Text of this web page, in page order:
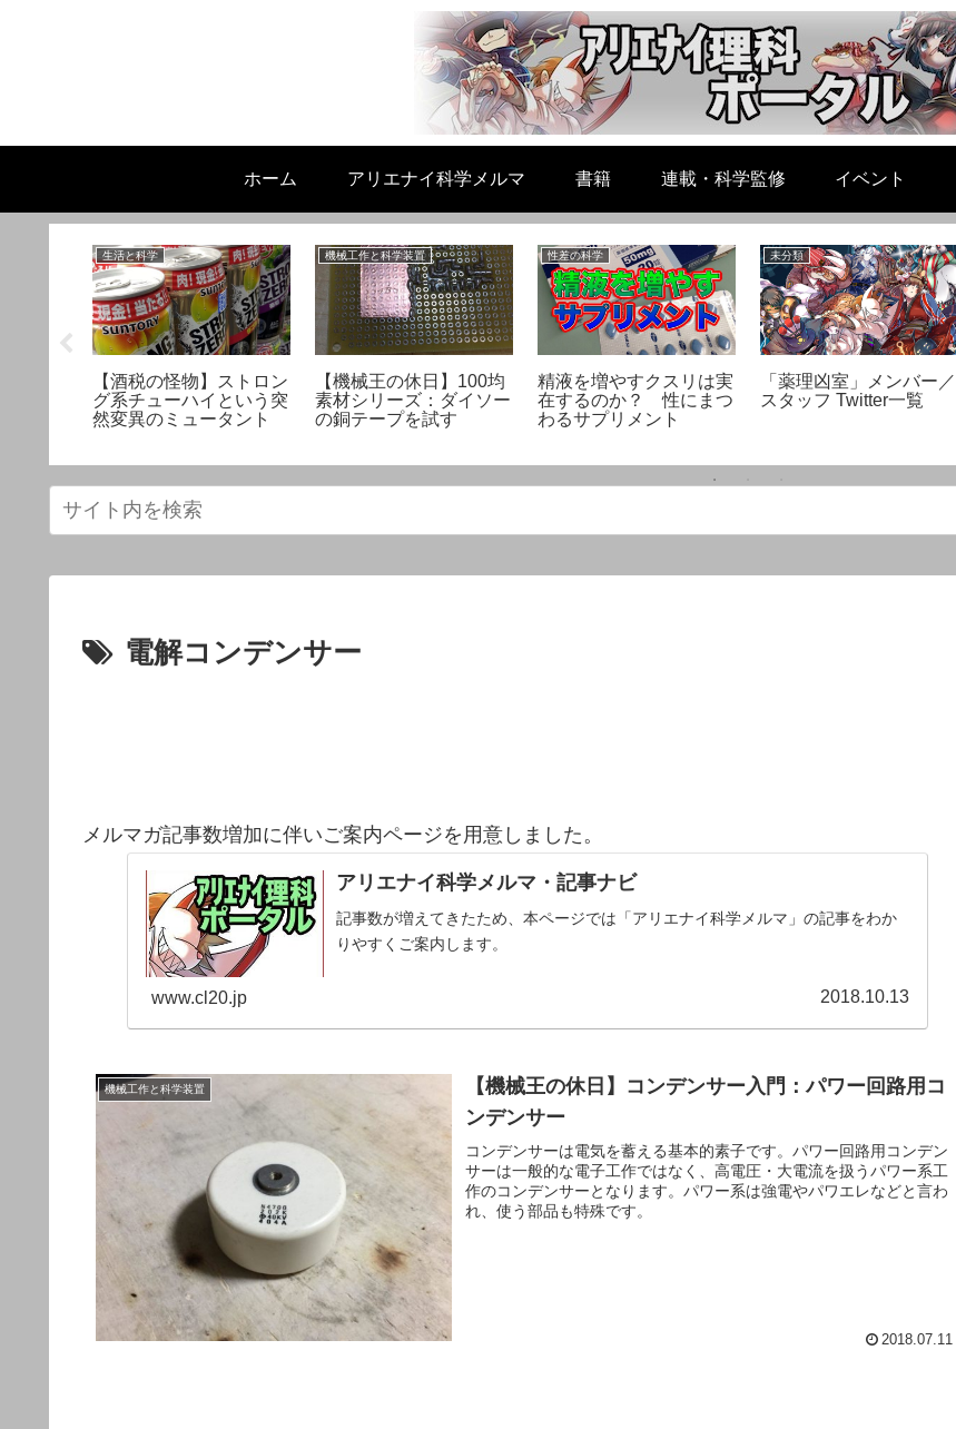
ホーム アリエナイ科学メルマ 書籍 連載・科学監修 イベント
生活と科学
【酒税の怪物】ストロン
グ系チューハイという突
然変異のミュータント
機械工作と科学装置
【機械王の休日】100均
素材シリーズ：ダイソー
の銅テープを試す
性差の科学
精液を増やすクスリは実
在するのか？ 性にまつ
わるサプリメント
未分類
「薬理凶室」メンバー／
スタッフ Twitter一覧
電解コンデンサー
メルマガ記事数増加に伴いご案内ページを用意しました。
アリエナイ科学メルマ・記事ナビ
記事数が増えてきたため、本ページでは「アリエナイ科学メルマ」の記事をわか
りやすくご案内します。
www.cl20.jp 2018.10.13
機械工作と科学装置
【機械王の休日】コンデンサー入門：パワー回路用コ
ンデンサー
コンデンサーは電気を蓄える基本的素子です。パワー回路用コンデン
サーは一般的な電子工作ではなく、高電圧・大電流を扱うパワー系工
作のコンデンサーとなります。パワー系は強電やパワエレなどと言わ
れ、使う部品も特殊です。
2018.07.11